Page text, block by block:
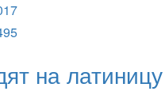
на латиницу